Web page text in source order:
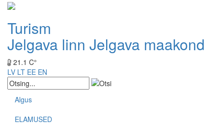
Turism
Jelgava linn Jelgava maakond
21.1 C°
LV LT EE EN
Algus
ELAMUSED